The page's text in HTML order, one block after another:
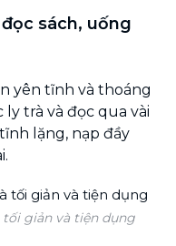
sách, uống
yên tĩnh và thoáng
trà và đọc qua vài
lặng, nạp đầy
giản và tiện dụng